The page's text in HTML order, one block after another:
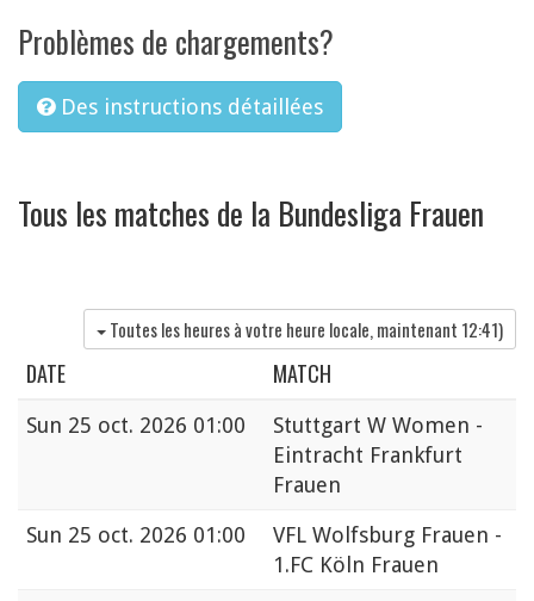
Problèmes de chargements?
Des instructions détaillées
Tous les matches de la Bundesliga Frauen
Toutes les heures à votre heure locale, maintenant 12:41)
DATE MATCH
Sun 25 oct. 2026 01:00
Stuttgart W Women -
Eintracht Frankfurt
Frauen
Sun 25 oct. 2026 01:00
VFL Wolfsburg Frauen -
1.FC Köln Frauen